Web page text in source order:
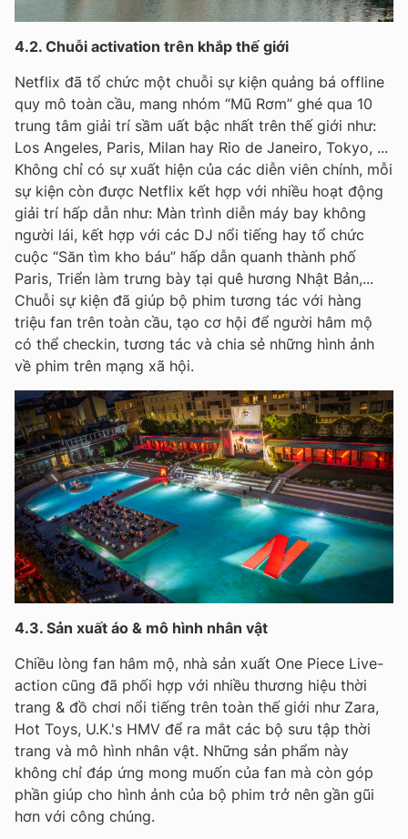
4.2. Chuỗi activation trên khắp thế giới
Netflix đã tổ chức một chuỗi sự kiện quảng bá offline
quy mô toàn cầu, mang nhóm “Mũ Rơm” ghé qua 10
trung tâm giải trí sầm uất bậc nhất trên thế giới như:
Los Angeles, Paris, Milan hay Rio de Janeiro, Tokyo, ...
Không chỉ có sự xuất hiện của các diễn viên chính, mỗi
sự kiện còn được Netflix kết hợp với nhiều hoạt động
giải trí hấp dẫn như: Màn trình diễn máy bay không
người lái, kết hợp với các DJ nổi tiếng hay tổ chức
cuộc “Săn tìm kho báu” hấp dẫn quanh thành phố
Paris, Triển làm trưng bày tại quê hương Nhật Bản,...
Chuỗi sự kiện đã giúp bộ phim tương tác với hàng
triệu fan trên toàn cầu, tạo cơ hội để người hâm mộ
có thể checkin, tương tác và chia sẻ những hình ảnh
về phim trên mạng xã hội.
4.3. Sản xuất áo & mô hình nhân vật
Chiều lòng fan hâm mộ, nhà sản xuất One Piece Live-
action cũng đã phối hợp với nhiều thương hiệu thời
trang & đồ chơi nổi tiếng trên toàn thế giới như Zara,
Hot Toys, U.K.'s HMV để ra mắt các bộ sưu tập thời
trang và mô hình nhân vật. Những sản phẩm này
không chỉ đáp ứng mong muốn của fan mà còn góp
phần giúp cho hình ảnh của bộ phim trở nên gần gũi
hơn với công chúng.